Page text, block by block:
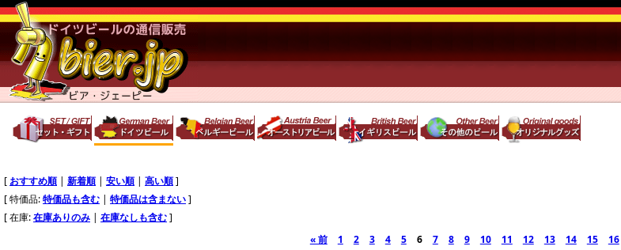
[ おすすめ順 | 新着順 | 安い順 | 高い順]
[ 特価品:特価品も含む | 特価品は含まない]
[ 在庫:在庫ありのみ | 在庫なしも含む]
« 前
1 2 3 4 5 6 7 8 9 10 11 12 13 14 15 16